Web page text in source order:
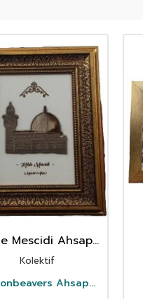
Mescidi Ahsap
Kalin Çerçeve
Kolektif
Ahsap